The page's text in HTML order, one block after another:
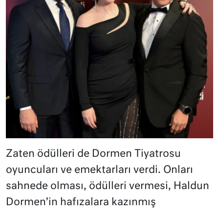
Zaten ödülleri de Dormen Tiyatrosu
oyuncuları ve emektarları verdi. Onları
sahnede olması, ödülleri vermesi, Haldun
Dormen’in hafızalara kazınmış